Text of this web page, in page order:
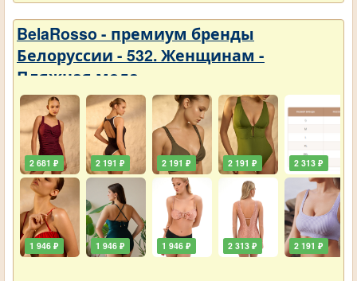
BelaRosso - премиум бренды
Белоруссии - 532. Женщинам -
Пляжная мода
2 681 ₽
1 946 ₽
2 191 ₽
1 946 ₽
2 191 ₽
1 946 ₽
2 191 ₽
2 313 ₽
2 313 ₽
2 191 ₽